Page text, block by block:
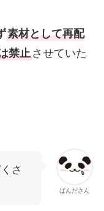
素材として再配
禁止させていた
ぱんださん
さ